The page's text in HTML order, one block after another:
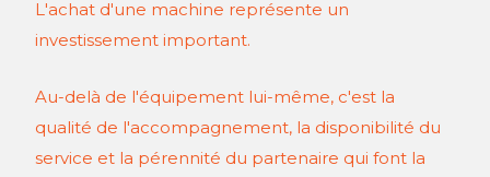
L'achat d'une machine représente un
investissement important.
Au-delà de l'équipement lui-même, c'est la
qualité de l'accompagnement, la disponibilité du
service et la pérennité du partenaire qui font la